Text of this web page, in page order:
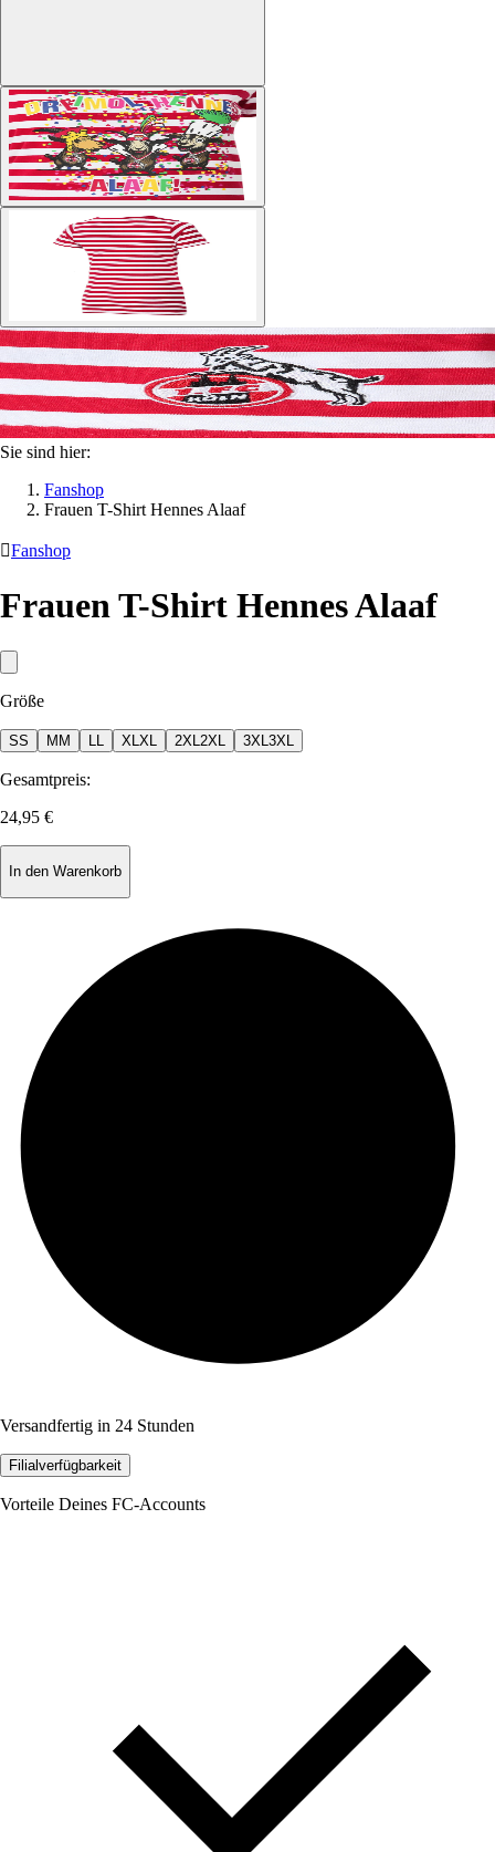
Sie sind hier:
Fanshop
Frauen T-Shirt Hennes Alaaf
Fanshop
Frauen T-Shirt Hennes Alaaf
Größe
SS M M XL XL 2XL 2XL 3XL 3XL
Gesamtpreis:
24,95 €
In den Warenkorb
Versandfertig in 24 Stunden
Filialverfügbarkeit
Vorteile Deines FC-Accounts